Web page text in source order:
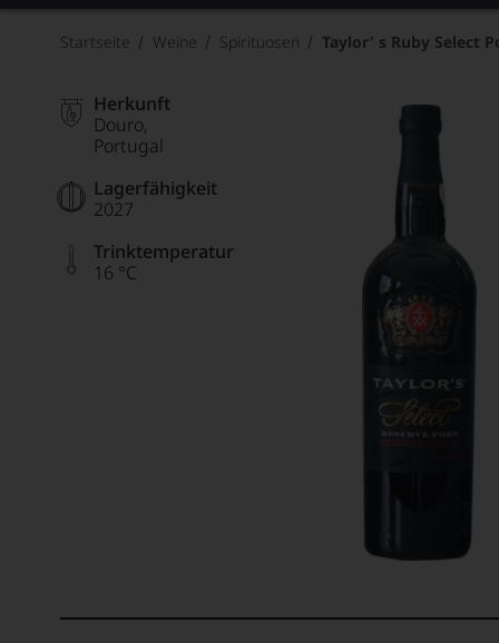
Startseite Weine Spirituosen Taylor' s Ruby Select
Herkunft
Douro
Portugal
Lagerfähigkeit
2027
Trinktemperatur
16 °C